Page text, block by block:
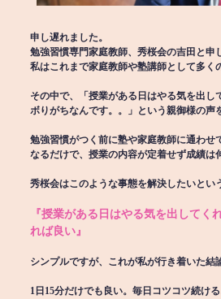
申し遅れました。
勉強習慣専門家庭教師、秀桜会の吉田と申
私はこれまで家庭教師や塾講師として多く
その中で、「授業がある日はやる気を出し
ボりがちなんです。。」という親御様の声
勉強習慣がつく前に塾や家庭教師に通わせ
なるだけで、授業の内容が定着せず成績は
秀桜会はこのような事態を解決したいとい
『授業がある日はやる気を出してく
れば良い』
シンプルですが、これが私が行き着いた結
1日15分だけでも良い。毎日コツコツ続け